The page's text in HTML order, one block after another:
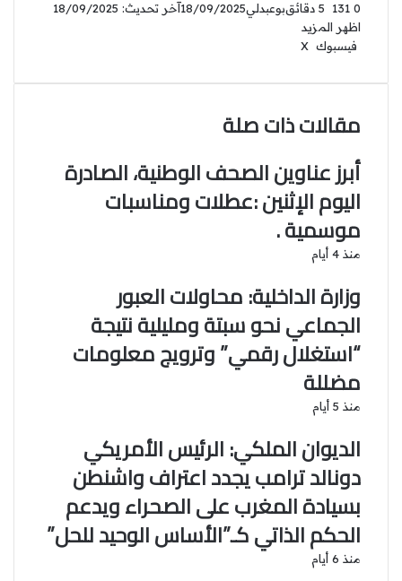
بوعبدلي18/09/2025آخر تحديث: 18/09/2025 0
اظهر المزيد
فيسبوك ‫X
ن
د
u
b
ن
ي
س
ت
e
d
K
n
k
t
e
ا
ك
ب
ر
ا
ي
د
ا
ة
مقالات ذات صلة
أبرز عناوين الصحف الوطنية، الصادرة
اليوم الإثنين :عطلات ومناسبات
موسمية .
منذ 4 أيام
وزارة الداخلية: محاولات العبور
الجماعي نحو سبتة ومليلية نتيجة
“استغلال رقمي” وترويج معلومات
مضللة
منذ 5 أيام
الديوان الملكي: الرئيس الأمريكي
دونالد ترامب يجدد اعتراف واشنطن
بسيادة المغرب على الصحراء ويدعم
الحكم الذاتي كـ”الأساس الوحيد للحل”
منذ 6 أيام